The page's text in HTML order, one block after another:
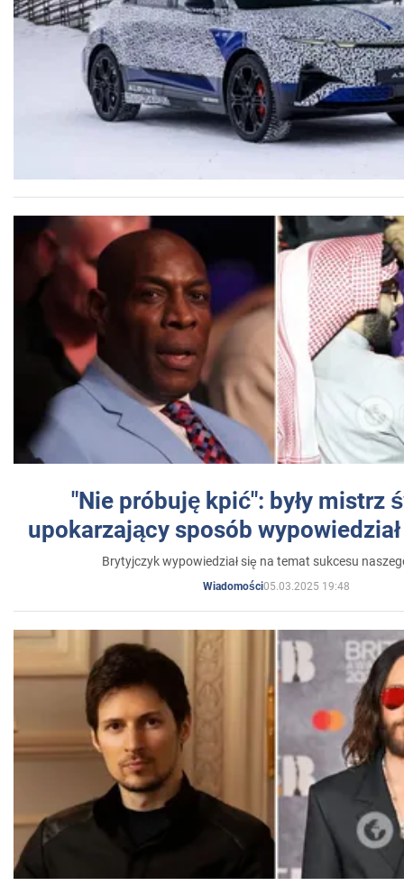
"Nie próbuję kpić": były mistrz
upokarzający sposób
Brytyjczyk wypowiedział się na temat sukcesu
Wiadomości05.03.2025 19:48